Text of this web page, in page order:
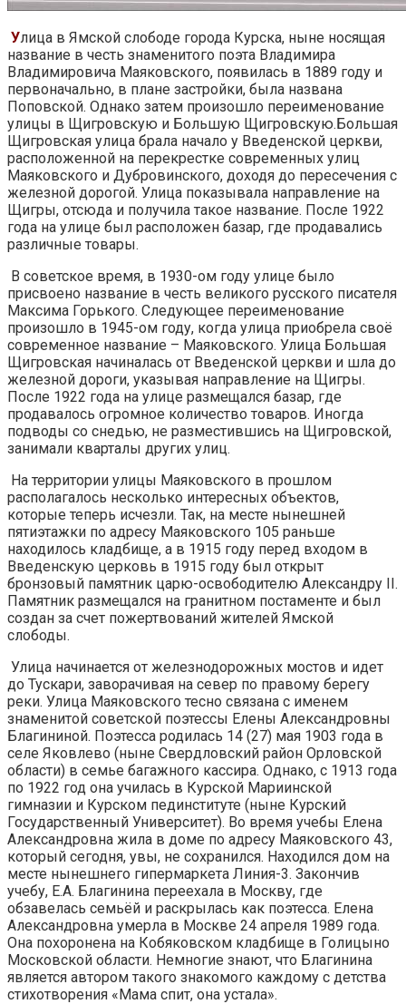
Улица в Ямской слободе города Курска, ныне носящая
название в честь знаменитого поэта Владимира
Владимировича Маяковского, появилась в 1889 году и
первоначально, в плане застройки, была названа
Поповской. Однако затем произошло переименование
улицы в Щигровскую и Большую Щигровскую.Большая
Щигровская улица брала начало у Введенской церкви,
расположенной на перекрестке современных улиц
Маяковского и Дубровинского, доходя до пересечения с
железной дорогой. Улица показывала направление на
Щигры, отсюда и получила такое название. После 1922
года на улице был расположен базар, где продавались
различные товары.
В советское время, в 1930-ом году улице было
присвоено название в честь великого русского писателя
Максима Горького. Следующее переименование
произошло в 1945-ом году, когда улица приобрела своё
современное название – Маяковского. Улица Большая
Щигровская начиналась от Введенской церкви и шла до
железной дороги, указывая направление на Щигры.
После 1922 года на улице размещался базар, где
продавалось огромное количество товаров. Иногда
подводы со снедью, не разместившись на Щигровской,
занимали кварталы других улиц.
На территории улицы Маяковского в прошлом
располагалось несколько интересных объектов,
которые теперь исчезли. Так, на месте нынешней
пятиэтажки по адресу Маяковского 105 раньше
находилось кладбище, а в 1915 году перед входом в
Введенскую церковь в 1915 году был открыт
бронзовый памятник царю-освободителю Александру II.
Памятник размещался на гранитном постаменте и был
создан за счет пожертвований жителей Ямской
слободы.
Улица начинается от железнодорожных мостов и идет
до Тускари, заворачивая на север по правому берегу
реки. Улица Маяковского тесно связана с именем
знаменитой советской поэтессы Елены Александровны
Благининой. Поэтесса родилась 14 (27) мая 1903 года в
селе Яковлево (ныне Свердловский район Орловской
области) в семье багажного кассира. Однако, с 1913 года
по 1922 год она училась в Курской Мариинской
гимназии и Курском пединституте (ныне Курский
Государственный Университет). Во время учебы Елена
Александровна жила в доме по адресу Маяковского 43,
который сегодня, увы, не сохранился. Находился дом на
месте нынешнего гипермаркета Линия-3. Закончив
учебу, Е.А. Благинина переехала в Москву, где
обзавелась семьёй и раскрылась как поэтесса. Елена
Александровна умерла в Москве 24 апреля 1989 года.
Она похоронена на Кобяковском кладбище в Голицыно
Московской области. Немногие знают, что Благинина
является автором такого знакомого каждому с детства
стихотворения «Мама спит, она устала».